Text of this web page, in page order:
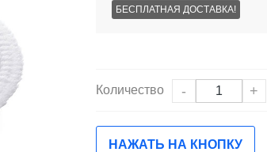
БЕСПЛАТНАЯ ДОСТАВКА!
Количество - +
НАЖАТЬ НА КНОПКУ